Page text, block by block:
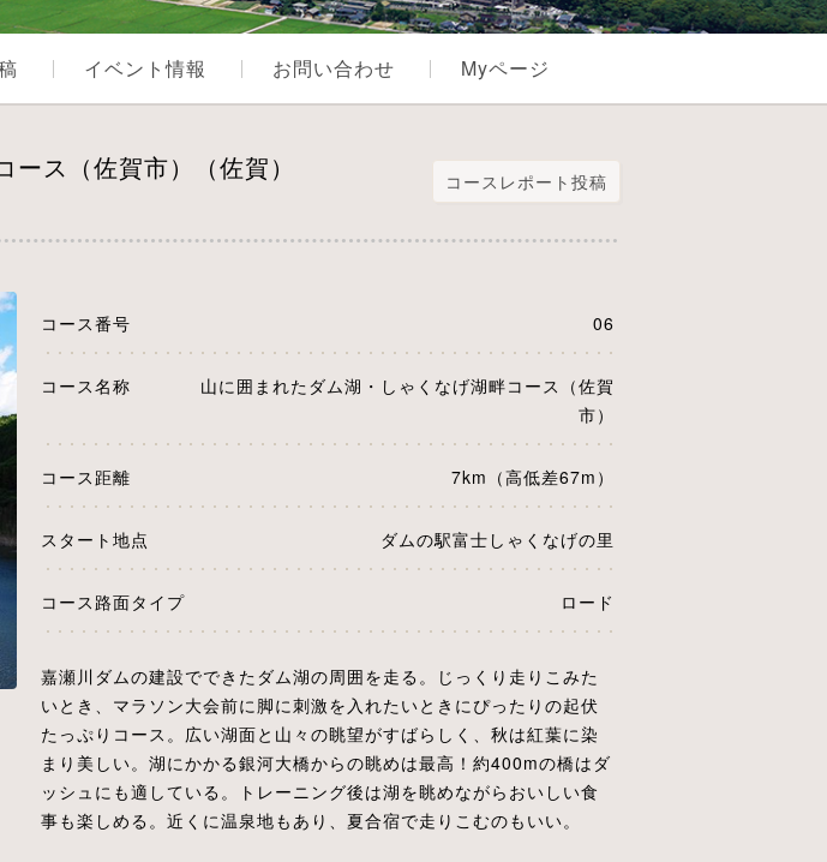
イベント情報 お問い合わせ Myページ
ス（佐賀市）（佐賀）
コースレポート投稿
コース番号 06
コース名称
山に囲まれたダム湖・しゃくなげ湖畔コース（佐賀
市）
コース距離 7km（高低差67m）
スタート地点 ダムの駅富士しゃくなげの里
コース路面タイプ ロード
嘉瀬川ダムの建設でできたダム湖の周囲を走る。じっくり走りこみた
いとき、マラソン大会前に脚に刺激を入れたいときにぴったりの起伏
たっぷりコース。広い湖面と山々の眺望がすばらしく、秋は紅葉に染
まり美しい。湖にかかる銀河大橋からの眺めは最高！約400mの橋はダ
ッシュにも適している。トレーニング後は湖を眺めながらおいしい食
事も楽しめる。近くに温泉地もあり、夏合宿で走りこむのもいい。